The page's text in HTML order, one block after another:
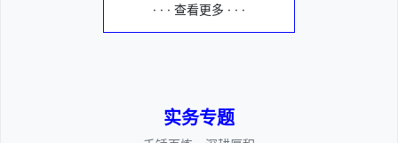
· · · 查看更多 · · ·
实务专题